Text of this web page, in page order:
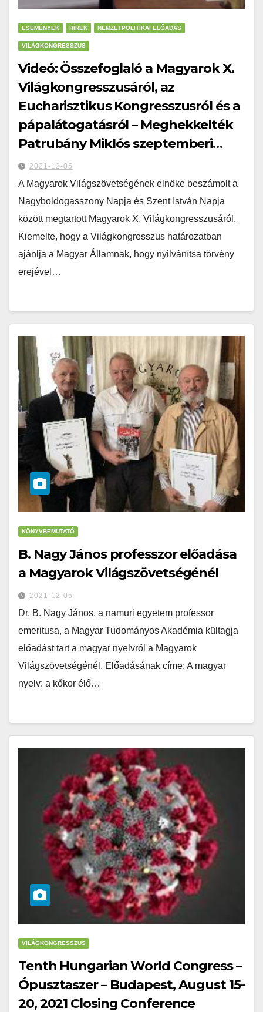
ESEMÉNYEK HÍREK NEMZETPOLITIKAI ELŐADÁS
VILÁGKONGRESSZUS
Videó: Összefoglaló a Magyarok X.
Világkongresszusáról, az
Eucharisztikus Kongresszusról és a
pápalátogatásról – Meghekkelték
Patrubány Miklós szeptemberi
nemzetpolitikai előadását
2021-12-05
A Magyarok Világszövetségének elnöke beszámolt a
Nagyboldogasszony Napja és Szent István Napja
között megtartott Magyarok X. Világkongresszusáról.
Kiemelte, hogy a Világkongresszus határozatban
ajánlja a Magyar Államnak, hogy nyilvánítsa törvény
erejével…
KÖNYVBEMUTATÓ
B. Nagy János professzor előadása
a Magyarok Világszövetségénél
2021-12-05
Dr. B. Nagy János, a namuri egyetem professor
emeritusa, a Magyar Tudományos Akadémia kültagja
előadást tart a magyar nyelvről a Magyarok
Világszövetségénél. Előadásának címe: A magyar
nyelv: a kőkor élő…
VILÁGKONGRESSZUS
Tenth Hungarian World Congress –
Ópusztaszer – Budapest, August 15-
20, 2021 Closing Conference